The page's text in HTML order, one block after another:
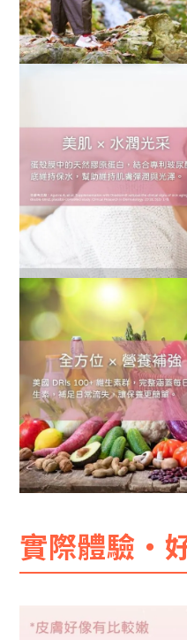
實際體驗・